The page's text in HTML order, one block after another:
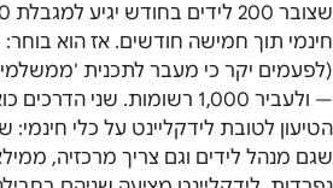
חינמי תוך חמישה חודשים. אז הוא
(לפעמים יקר כי מעבר לתכנית
— ולעביר 1,000 רשומות. שני הדרכים כואבות.
הטיעון לטובת לידקליינט על כלי חינמי:
שגם מנהל לידים וגם צריך מרכזיה,